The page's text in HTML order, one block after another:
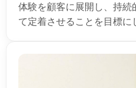
体験を顧客に展開し、持続
て定着させることを目標に